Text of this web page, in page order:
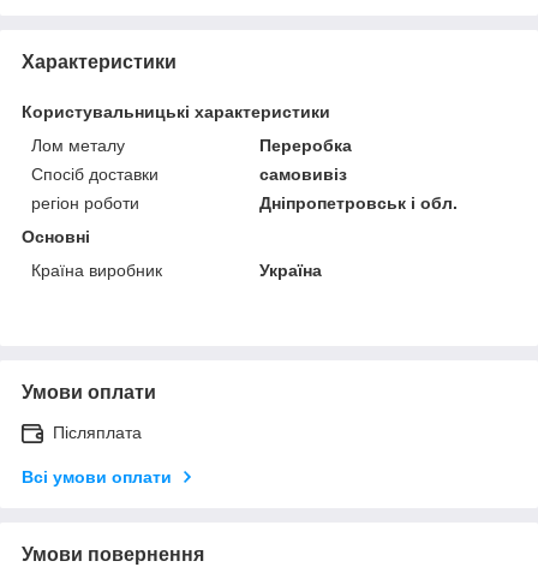
Характеристики
Користувальницькі характеристики
Лом металу
Переробка
Спосіб доставки
самовивіз
регіон роботи
Дніпропетровськ і обл.
Основні
Країна виробник
Україна
Умови оплати
Післяплата
Всі умови оплати
Умови повернення